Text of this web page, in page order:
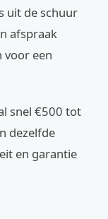
uit de schuur
afspraak
voor een
snel €500 tot
dezelfde
en garantie